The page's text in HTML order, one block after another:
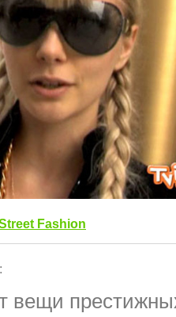
Fashion
:
вещи